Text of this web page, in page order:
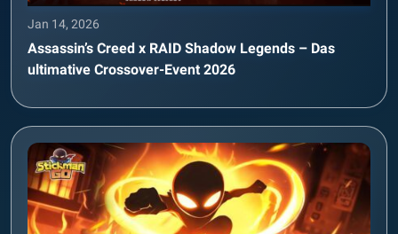
Jan 14, 2026
Assassin’s Creed x RAID Shadow Legends – Das
ultimative Crossover-Event 2026